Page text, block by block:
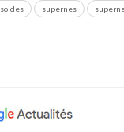
soldes supernes